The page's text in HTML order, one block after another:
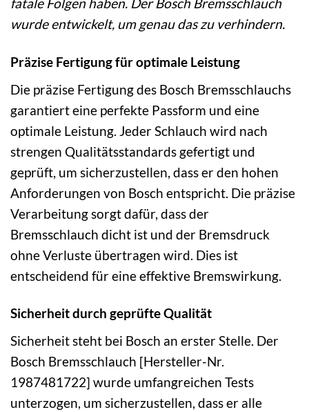
wurde entwickelt, um genau das zu verhindern.
Präzise Fertigung für optimale Leistung
Die präzise Fertigung des Bosch Bremsschlauchs
garantiert eine perfekte Passform und eine
optimale Leistung. Jeder Schlauch wird nach
strengen Qualitätsstandards gefertigt und
geprüft, um sicherzustellen, dass er den hohen
Anforderungen von Bosch entspricht. Die präzise
Verarbeitung sorgt dafür, dass der
Bremsschlauch dicht ist und der Bremsdruck
ohne Verluste übertragen wird. Dies ist
entscheidend für eine effektive Bremswirkung.
Sicherheit durch geprüfte Qualität
Sicherheit steht bei Bosch an erster Stelle. Der
Bosch Bremsschlauch [Hersteller-Nr.
1987481722] wurde umfangreichen Tests
unterzogen, um sicherzustellen, dass er alle